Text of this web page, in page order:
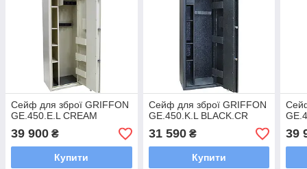
Сейф для зброї GRIFFON
GE.450.E.L CREAM
39 900 ₴
Купити
Сейф для зброї GRIFFON
GE.450.K.L BLACK.CR
31 590₴
Купити
39